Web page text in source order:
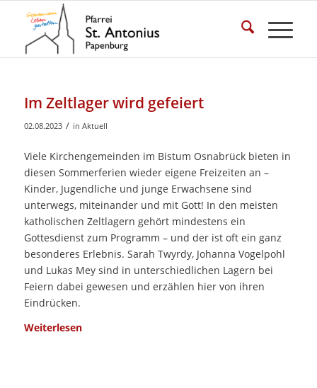
Im Zeltlager wird gefeiert
02.08.2023 / in Aktuell
Viele Kirchengemeinden im Bistum Osnabrück bieten in
diesen Sommerferien wieder eigene Freizeiten an –
Kinder, Jugendliche und junge Erwachsene sind
unterwegs, miteinander und mit Gott! In den meisten
katholischen Zeltlagern gehört mindestens ein
Gottesdienst zum Programm – und der ist oft ein ganz
besonderes Erlebnis. Sarah Twyrdy, Johanna Vogelpohl
und Lukas Mey sind in unterschiedlichen Lagern bei
Feiern dabei gewesen und erzählen hier von ihren
Eindrücken.
Weiterlesen